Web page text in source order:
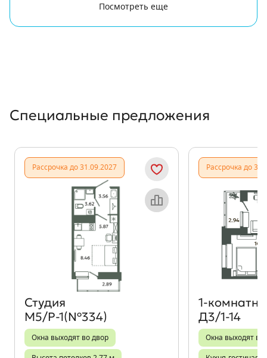
Посмотреть еще
Специальные предложения
Рассрочка до 31.09.2027
Объект месяца
Студия
М5/Р-1(№334)
Окна выходят во двор
Рассрочка до
Д3/1-14
Окна выходят во